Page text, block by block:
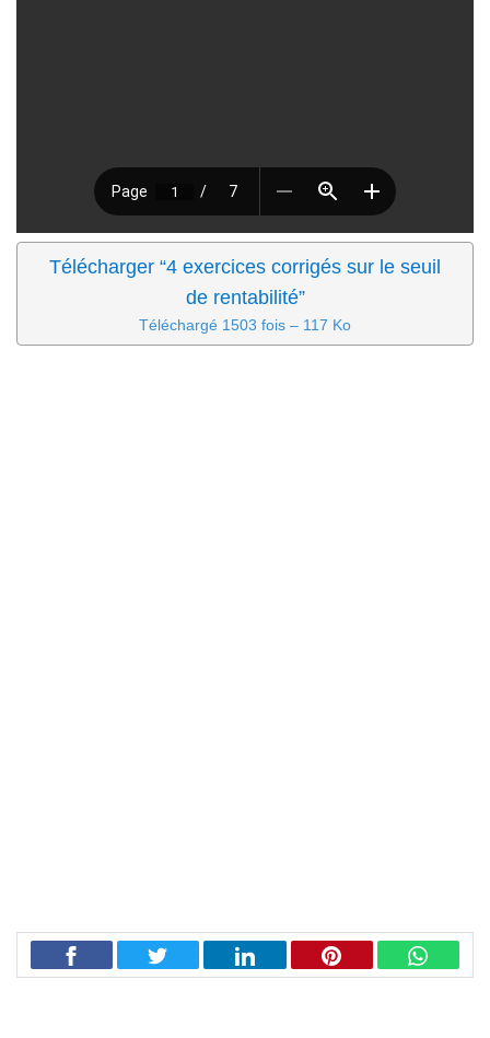
Télécharger “4 exercices corrigés sur le seuil
de rentabilité”
Téléchargé 1503 fois – 117 Ko